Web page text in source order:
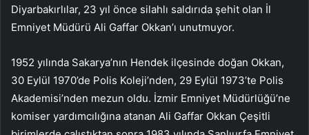
Diyarbakırlılar, 23 yıl önce silahlı saldırıda şehit olan İl
Emniyet Müdürü Ali Gaffar Okkan’ı unutmuyor.
1952 yılında Sakarya’nın Hendek ilçesinde doğan Okkan,
30 Eylül 1970’de Polis Koleji’nden, 29 Eylül 1973’te Polis
Akademisi’nden mezun oldu. İzmir Emniyet Müdürlüğü’ne
komiser yardımcılığına atanan Ali Gaffar Okkan Çeşitli